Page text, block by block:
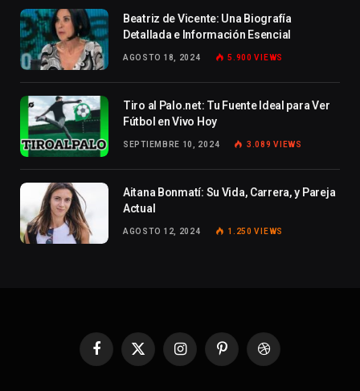
Beatriz de Vicente: Una Biografía
Detallada e Información Esencial
AGOSTO 18, 2024 5.900VIEWS
Tiro al Palo.net: Tu Fuente Ideal para Ver
Fútbol en Vivo Hoy
SEPTIEMBRE 10, 2024 3.089VIEWS
Aitana Bonmatí: Su Vida, Carrera, y Pareja
Actual
AGOSTO 12, 2024 1.250VIEWS
Facebook
X
InstagramPinterestDribbble